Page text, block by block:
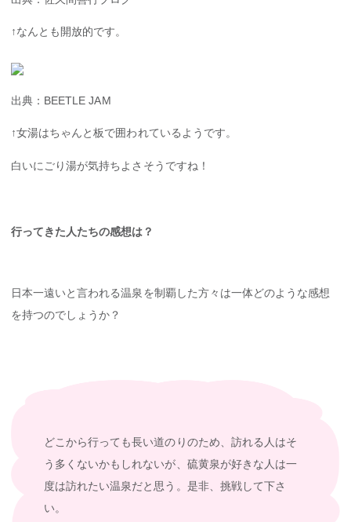
↑なんとも開放的です。
出典：BEETLE JAM
↑女湯はちゃんと板で囲われているようです。
白いにごり湯が気持ちよさそうですね！
行ってきた人たちの感想は？
日本一遠いと言われる温泉を制覇した方々は一体どのような感想
を持つのでしょうか？
どこから行っても長い道のりのため、訪れる人はそ
う多くないかもしれないが、硫黄泉が好きな人は一
度は訪れたい温泉だと思う。是非、挑戦して下さ
い。